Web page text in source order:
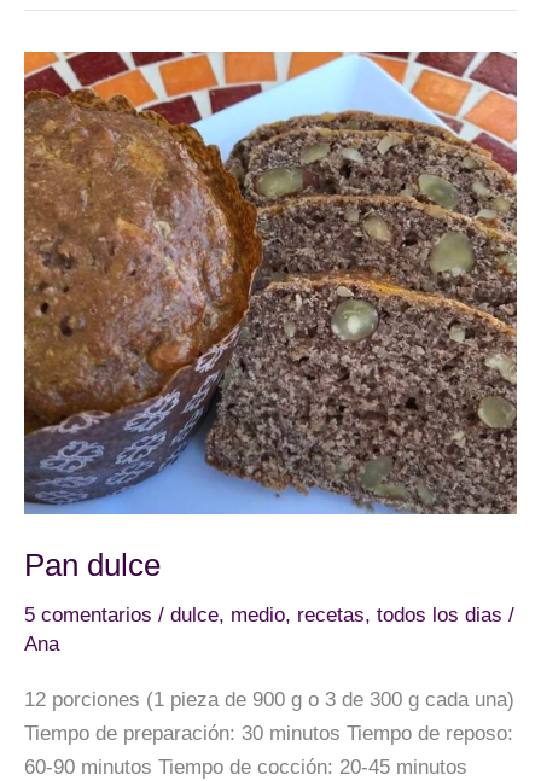
queso
brie
Pan dulce
5 comentarios / dulce, medio, recetas, todos los dias /
Ana
12 porciones (1 pieza de 900 g o 3 de 300 g cada una)
Tiempo de preparación: 30 minutos Tiempo de reposo:
60-90 minutos Tiempo de cocción: 20-45 minutos